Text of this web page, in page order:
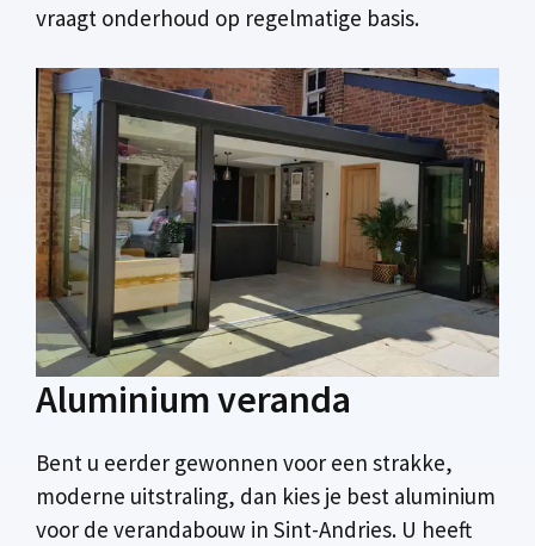
vraagt onderhoud op regelmatige basis.
Aluminium veranda
Bent u eerder gewonnen voor een strakke,
moderne uitstraling, dan kies je best aluminium
voor de verandabouw in Sint-Andries. U heeft